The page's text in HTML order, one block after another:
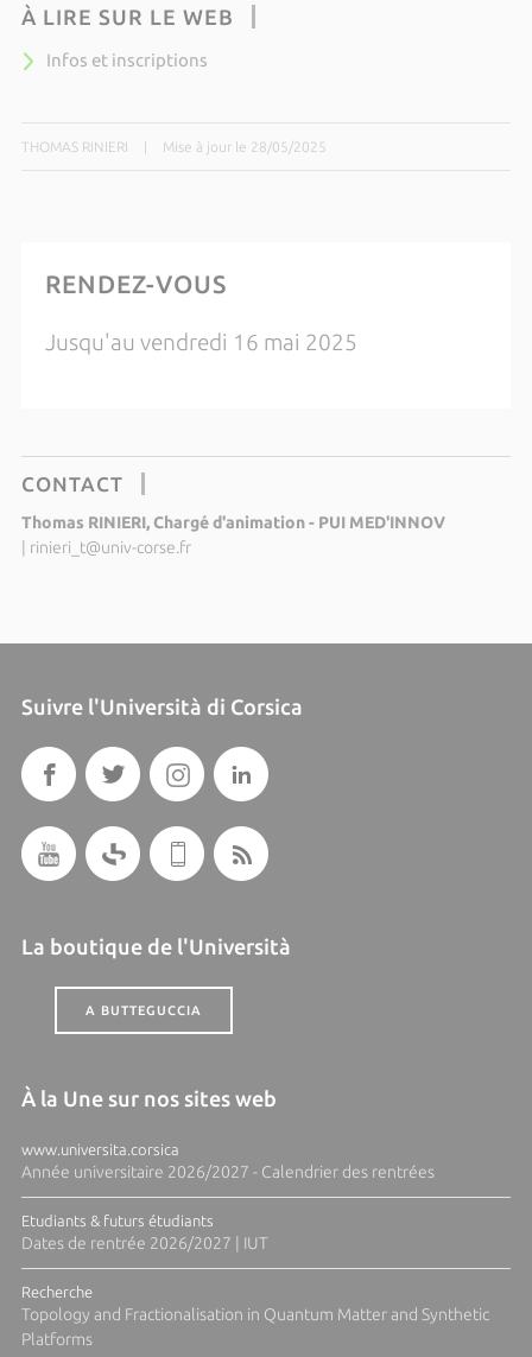
À LIRE SUR LE WEB
Infos et inscriptions
THOMAS RINIERI Mise à jour le 28/05/2025
RENDEZ-VOUS
Jusqu'au vendredi 16 mai 2025
CONTACT
Thomas RINIERI, Chargé d'animation - PUI MED'INNOV
| rinieri_t@univ-corse.fr
Suivre l'Università di Corsica
La boutique de l'Università
A BUTTEGUCCIA
À la Une sur nos sites web
www.universita.corsica
Année universitaire 2026/2027 - Calendrier des rentrées
Etudiants & futurs étudiants
Dates de rentrée 2026/2027 | IUT
Recherche
Topology and Fractionalisation in Quantum Matter and Synthetic
Platforms